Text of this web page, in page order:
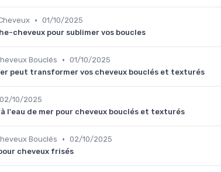
• 01/10/2025
cheveux pour sublimer vos boucles
Bouclés • 01/10/2025
peut transformer vos cheveux bouclés et texturés
02/10/2025
l'eau de mer pour cheveux bouclés et texturés
Bouclés • 02/10/2025
cheveux frisés